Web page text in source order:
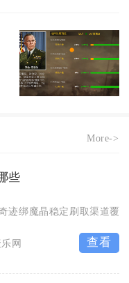
More->
些
迹绑魔晶稳定刷取渠道覆
网 查看